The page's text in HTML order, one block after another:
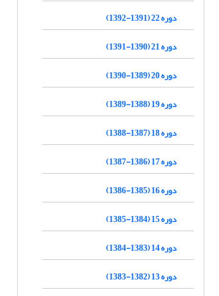
دوره 22 (1391-1392)
دوره 21 (1390-1391)
دوره 20 (1389-1390)
دوره 19 (1388-1389)
دوره 18 (1387-1388)
دوره 17 (1386-1387)
دوره 16 (1385-1386)
دوره 15 (1384-1385)
دوره 14 (1383-1384)
دوره 13 (1382-1383)